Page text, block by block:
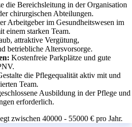
die Bereichsleitung in der Organisation
chirurgischen Abteilungen.
Arbeitgeber im Gesundheitswesen im
einem starken Team.
attraktive Vergütung,
betriebliche Altersvorsorge.
Kostenfreie Parkplätze und gute
die Pflegequalität aktiv mit und
Team.
Ausbildung in der Pflege und
erforderlich.
zwischen 40000 - 55000 € pro Jahr.